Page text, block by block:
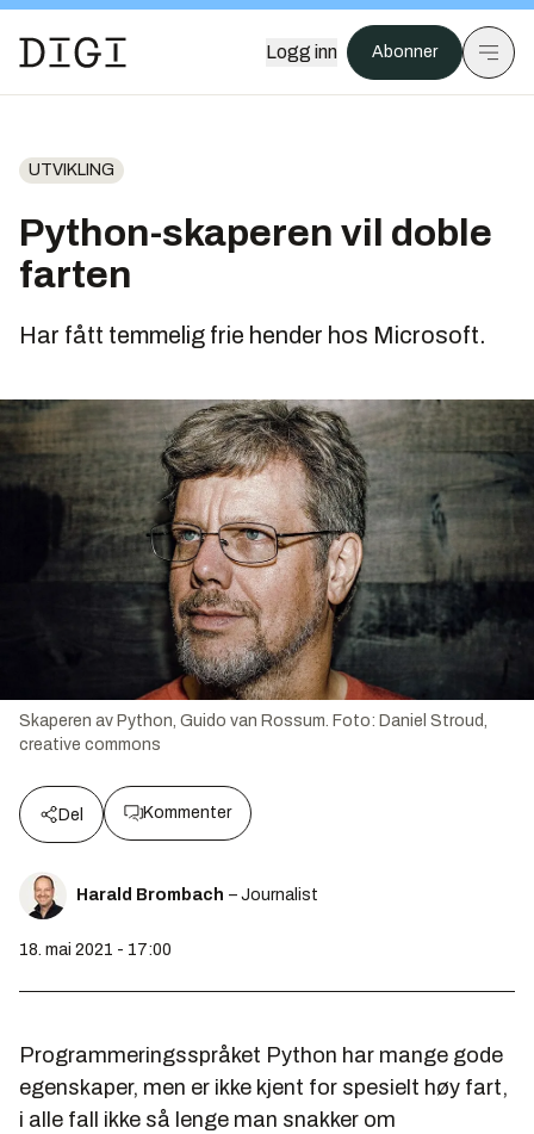
Logg inn Abonner
UTVIKLING
Python-skaperen vil doble
farten
Har fått temmelig frie hender hos Microsoft.
Skaperen av Python, Guido van Rossum. Foto: Daniel Stroud,
creative commons
Del Kommenter
Harald Brombach – Journalist
18. mai 2021 - 17:00
Programmeringsspråket Python har mange gode
egenskaper, men er ikke kjent for spesielt høy fart,
i alle fall ikke så lenge man snakker om